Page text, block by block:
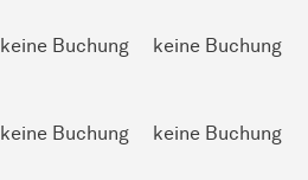
keine Buchung keine Buchung
keine Buchung keine Buchung